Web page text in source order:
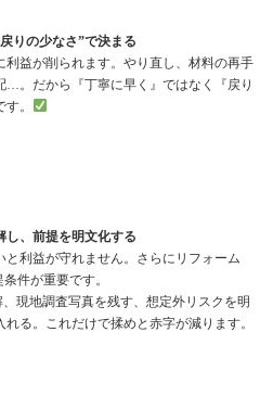
りの少なさ”で決まる
利益が削られます。やり直し、材料の再手
…。だから『丁寧に早く』ではなく『戻り
。
、前提を明文化する
利益が守れません。さらにリフォーム
件が重要です。
現地調査写真を残す、想定外リスクを明
る。これだけで揉めと赤字が減ります。